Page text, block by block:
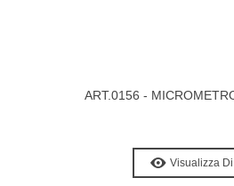
ART.0156 -
Visualizza